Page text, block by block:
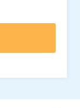
り組んでい
ませんか？
携すること
かけ」が重
クーポン
新しさが薄
登録する